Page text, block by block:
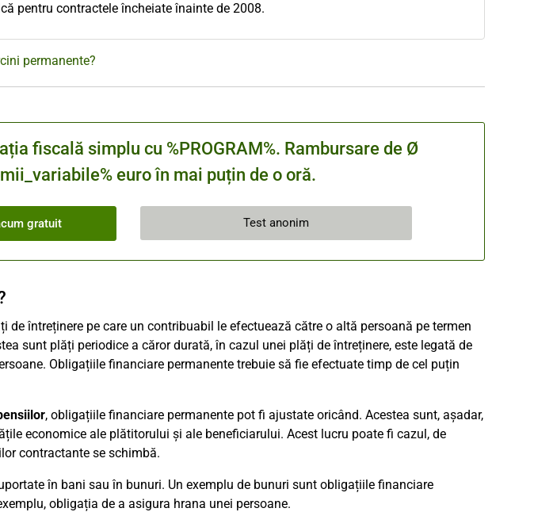
pentru contractele încheiate înainte de 2008.
permanente?
fiscală simplu cu %PROGRAM%. Rambursare de Ø
euro în mai puțin de o oră.
gratuit Test anonim
de întreținere pe care un contribuabil le efectuează către o altă persoană pe termen
sunt plăți periodice a căror durată, în cazul unei plăți de întreținere, este legată de
Obligațiile financiare permanente trebuie să fie efectuate timp de cel puțin
, obligațiile financiare permanente pot fi ajustate oricând. Acestea sunt, așadar,
economice ale plătitorului și ale beneficiarului. Acest lucru poate fi cazul, de
contractante se schimbă.
în bani sau în bunuri. Un exemplu de bunuri sunt obligațiile financiare
obligația de a asigura hrana unei persoane.